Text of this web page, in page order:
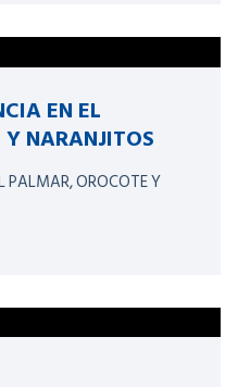
EN EL
NARANJITOS
PALMAR, OROCOTE Y